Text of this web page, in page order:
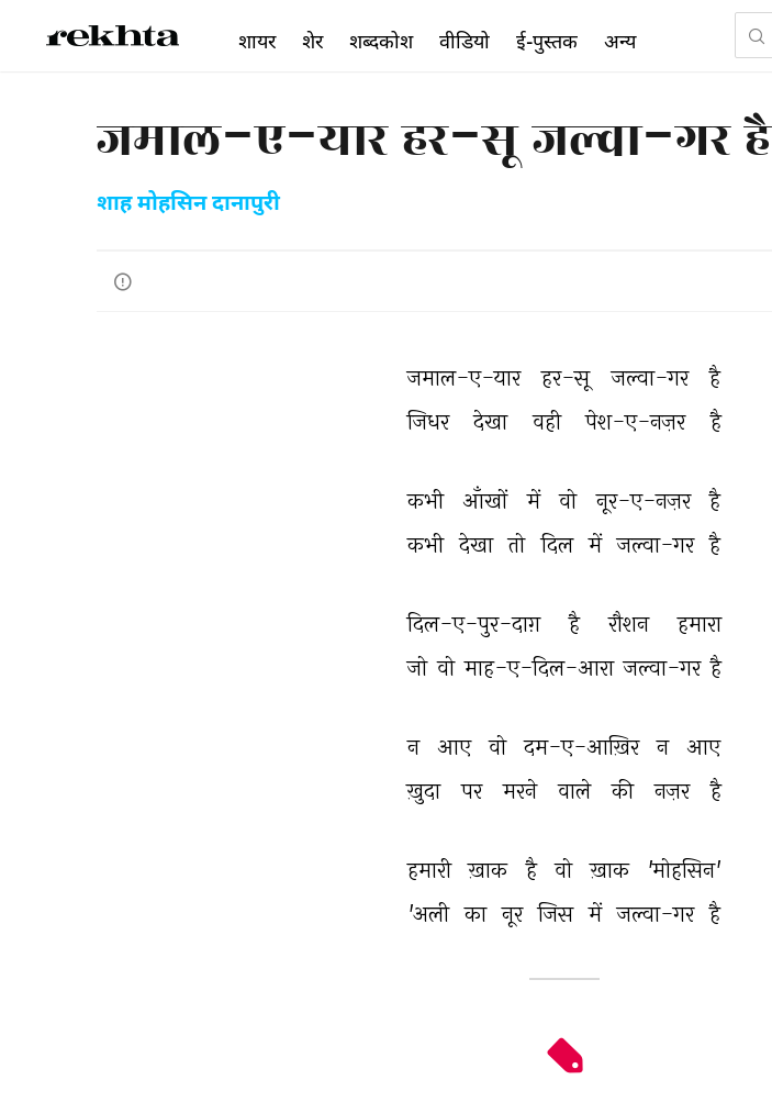
जमाल-ए-यार हर-सू जल्वा-गर है
शाह मोहसिन दानापुरी
जमाल-ए-यार हर-सू जल्वा-गर
है
जिधर
देखा वही पेश-ए-नज़र है
कभी आँखों में वो नूर-ए-नज़र
है
कभी देखा तो दिल में जल्वा-गर है
दिल-ए-पुर-दाग़ है रौशन
हमारा
जो वो माह-ए-दिल-आरा जल्वा-गर है
न आए वो दम-ए-आख़िर न
आए
ख़ुदा
पर मरने वाले की नज़र है
हमारी ख़ाक है वो ख़ाक
'मोहसिन'
'अली का नूर जिस में जल्वा-गर है
शायर शेर शब्दकोश वीडियो ई-पुस्तक अन्य